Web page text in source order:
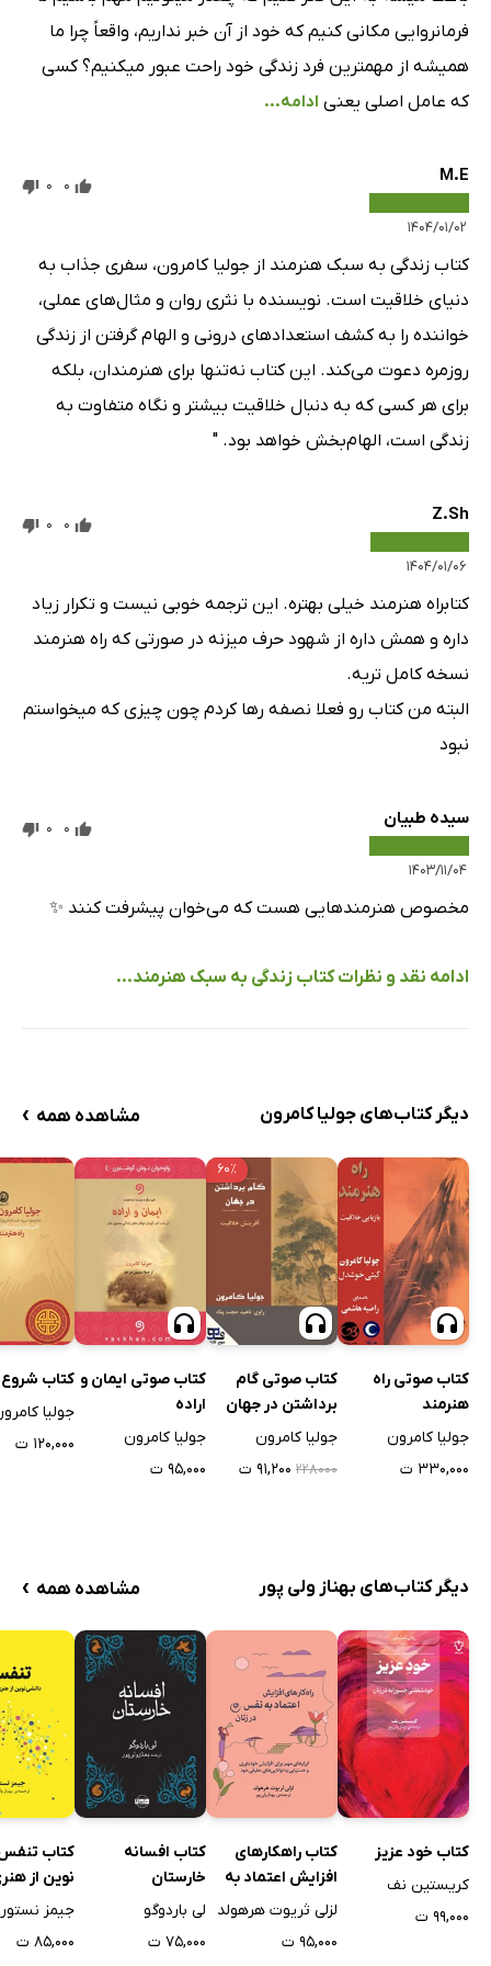
فرمانروایی مکانی کنیم که خود از آن خبر نداریم، واقعاً چرا ما
همیشه از مهمترین فرد زندگی خود راحت عبور میکنیم؟ کسی
که عامل اصلی یعنی ادامه...
M.E
۱۴۰۴/۰۱/۰۲
0
0
کتاب زندگی به سبک هنرمند از جولیا کامرون، سفری جذاب به
دنیای خلاقیت است. نویسنده با نثری روان و مثال‌های عملی،
خواننده را به کشف استعدادهای درونی و الهام گرفتن از زندگی
روزمره دعوت می‌کند. این کتاب نه‌تنها برای هنرمندان، بلکه
برای هر کسی که به دنبال خلاقیت بیشتر و نگاه متفاوت به
زندگی است، الهام‌بخش خواهد بود. "
Z.Sh
۱۴۰۴/۰۱/۰۶
0
0
کتابراه هنرمند خیلی بهتره. این ترجمه خوبی نیست و تکرار زیاد
داره و همش داره از شهود حرف میزنه در صورتی که راه هنرمند
نسخه کامل تریه.
البته من کتاب رو فعلا نصفه رها کردم چون چیزی که میخواستم
نبود
سیده طبیان
۱۴۰۳/۱۱/۰۴
0
0
مخصوص هنرمند‌هایی هست که می‌خوان پیشرفت کنند ✨
ادامه نقد و نظرات کتاب زندگی به سبک هنرمند...
دیگر کتاب‌های جولیا کامرون مشاهده همه ›
کتاب صوتی راه
هنرمند
جولیا کامرون
۳۳۰,۰۰۰ ت
۶۰٪
کتاب صوتی گام
برداشتن در جهان
جولیا کامرون
۲۲۸۰۰۰ ۹۱,۲۰۰ ت
کتاب صوتی ایمان و
اراده
جولیا کامرون
۹۵,۰۰۰ ت
کتاب شروع
جولیا
۱۲۰,۰۰۰ ت
دیگر کتاب‌های بهناز ولی پور مشاهده همه ›
کتاب خود عزیز
کریستین نف
۹۹,۰۰۰ ت
کتاب راهکارهای
افزایش اعتماد به
نفس در زنان
لزلی ثریوت هرهولد
۹۵,۰۰۰ ت
کتاب افسانه
خارستان
لی باردوگو
۷۵,۰۰۰ ت
کتاب
نوین از
گمشده
جیمز نستور
۸۵,۰۰۰ ت